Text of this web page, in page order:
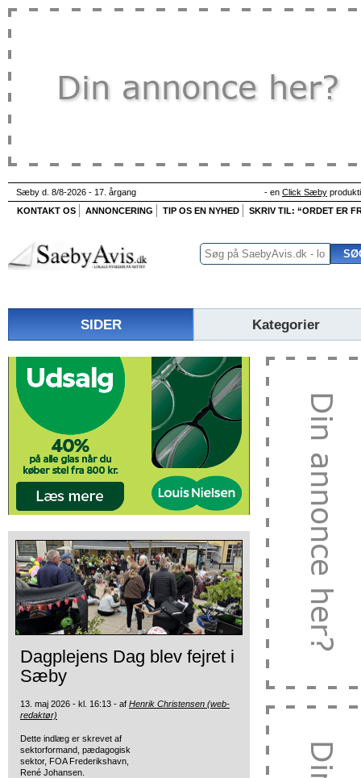
Sæby d. 8/8-2026 - 17. årgang - en Click Sæby
KONTAKT OS
ANNONCERING TIP OS EN NYHED SKRIV TIL: “ORDET ER
SIDER Kategorier
Dagplejens Dag blev fejret i
Sæby
13. maj 2026 - kl. 16:13 - af Henrik Christensen (web-
redaktør)
Dette indlæg er skrevet af
sektorformand, pædagogisk
sektor, FOA Frederikshavn,
René Johansen.